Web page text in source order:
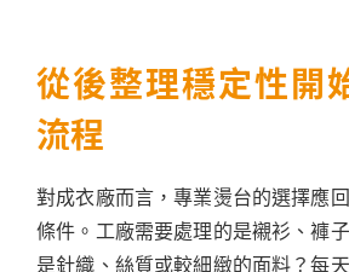
從後整理穩定性開
流程
對成衣廠而言，專業燙台的選擇應
條件。工廠需要處理的是襯衫、褲
是針織、絲質或較細緻的面料？每